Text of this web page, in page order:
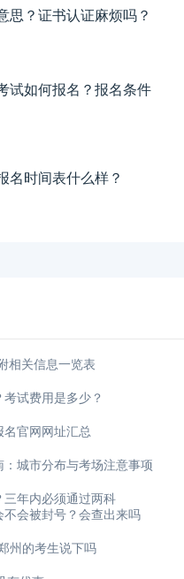
思？证书认证麻烦吗？
试如何报名？报名条件
名时间表什么样？
相关信息一览表
试费用是多少？
名官网网址汇总
城市分布与考场注意事项
年内必须通过两科
会被封号？会查出来吗
州的考生说下吗